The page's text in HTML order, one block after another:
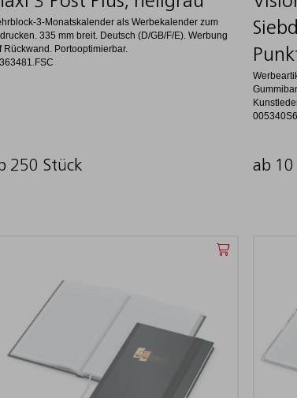
3-Monatskalender als Werbekalender zum
335 mm breit. Deutsch (D/GB/F/E). Werbung
Rückwand. Portooptimierbar.
250 Stück ab